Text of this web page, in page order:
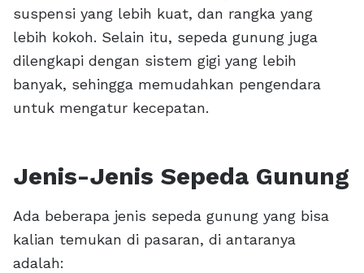
suspensi yang lebih kuat, dan rangka yang
lebih kokoh. Selain itu, sepeda gunung juga
dilengkapi dengan sistem gigi yang lebih
banyak, sehingga memudahkan pengendara
untuk mengatur kecepatan.
Jenis-Jenis Sepeda Gunung
Ada beberapa jenis sepeda gunung yang bisa
kalian temukan di pasaran, di antaranya
adalah: